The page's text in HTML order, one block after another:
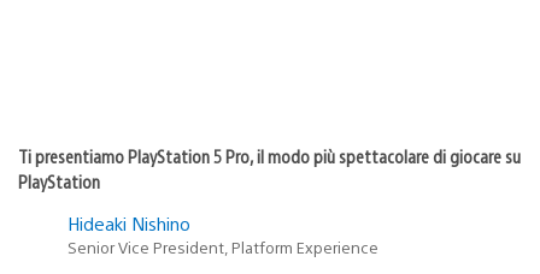
Ti presentiamo PlayStation 5 Pro, il modo più spettacolare di giocare su
PlayStation
Hideaki Nishino
Senior Vice President, Platform Experience